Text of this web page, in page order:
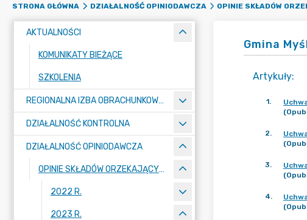
STRONA GŁÓWNA DZIAŁALNOŚĆ OPINIODAWCZA OPINIE SKŁADÓW
AKTUALNOŚCI
KOMUNIKATY BIEŻĄCE
SZKOLENIA
REGIONALNA IZBA OBRACHUNKOWA W SZCZECINIE
DZIAŁALNOŚĆ KONTROLNA
DZIAŁALNOŚĆ OPINIODAWCZA
OPINIE SKŁADÓW ORZEKAJĄCYCH
2022 R.
2023 R.
Gmina
Artykuły:
1.
2.
3.
4.